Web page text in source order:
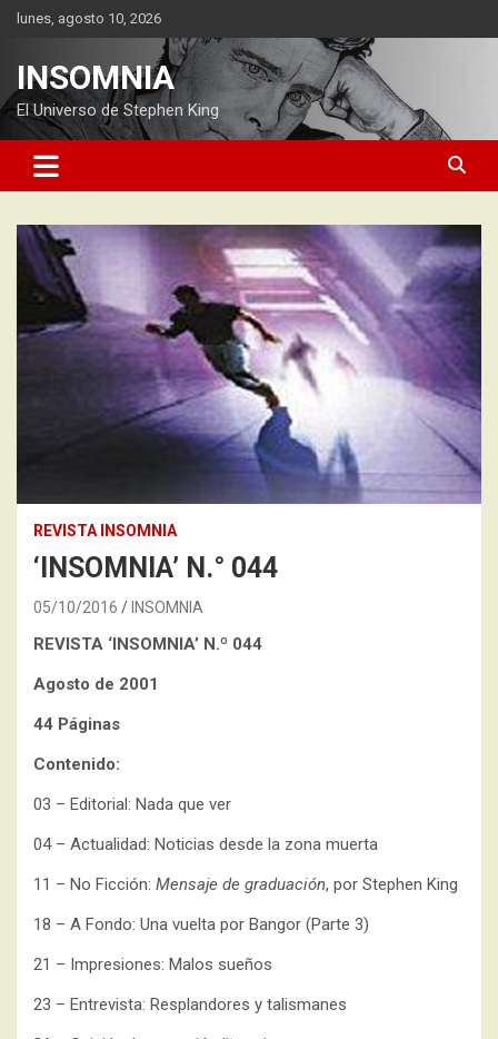
Saltarlunes, agosto 10, 2026
INSOMNIA
El Universo de Stephen King
REVISTA INSOMNIA
‘INSOMNIA’ N.° 044
05/10/2016 INSOMNIA
REVISTA ‘INSOMNIA’ N.º 044
Agosto de 2001
44 Páginas
Contenido:
03 – Editorial: Nada que ver
04 – Actualidad: Noticias desde la zona muerta
11 – No Ficción: Mensaje de graduación, por Stephen King
18 – A Fondo: Una vuelta por Bangor (Parte 3)
21 – Impresiones: Malos sueños
23 – Entrevista: Resplandores y talismanes